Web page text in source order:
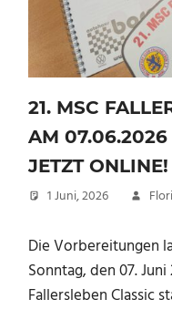
21. MSC
AM 07.06.2026
JETZT ONLINE!
1 Juni, 2026
Die Vorbereitungen
Sonntag, den 07.
Fallersleben Classic